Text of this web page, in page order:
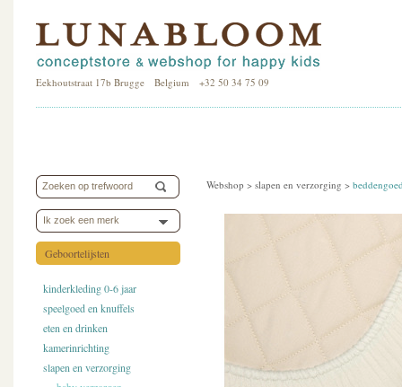
Eekhoutstraat 17b Brugge Belgium +32 50 34 75 09
Ik zoek een merk
Geboortelijsten
kinderkleding 0-6 jaar
speelgoed en knuffels
eten en drinken
kamerinrichting
slapen en verzorging
Webshop > slapen en verzorging >